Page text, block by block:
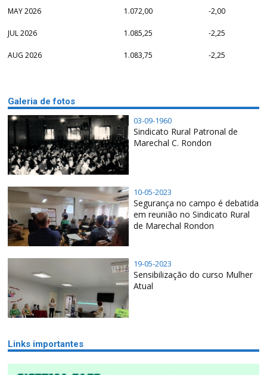
MAY 2026 1.072,00 -2,00
JUL 2026 1.085,25 -2,25
AUG 2026 1.083,75 -2,25
Galeria de fotos
03-09-1960
Sindicato Rural Patronal de
Marechal C. Rondon
10-05-2023
Segurança no campo é debatida
em reunião no Sindicato Rural
de Marechal Rondon
19-05-2023
Sensibilização do curso Mulher
Atual
Links importantes